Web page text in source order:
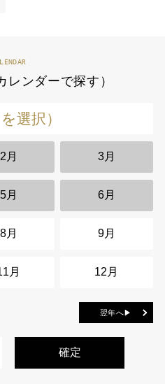
レンダーで探す）
選択）
2月 3月
5月 6月
8月 9月
月 12月
翌年へ▶